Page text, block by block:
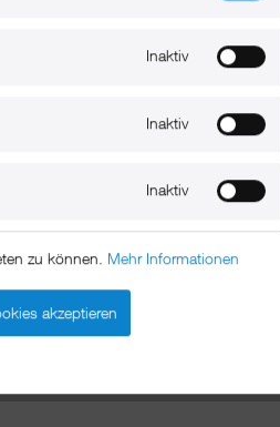
Inaktiv
Inaktiv
Inaktiv
zu können. Mehr Informationen
akzeptieren